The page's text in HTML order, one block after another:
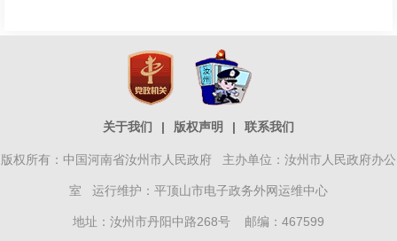
关于我们 | 版权声明 | 联系我们
版权所有：中国河南省汝州市人民政府 主办单位：汝州市人民政府办公
室 运行维护：平顶山市电子政务外网运维中心
地址：汝州市丹阳中路268号 邮编：467599